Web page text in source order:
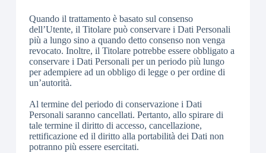
Quando il trattamento è basato sul consenso
dell’Utente, il Titolare può conservare i Dati Personali
più a lungo sino a quando detto consenso non venga
revocato. Inoltre, il Titolare potrebbe essere obbligato a
conservare i Dati Personali per un periodo più lungo
per adempiere ad un obbligo di legge o per ordine di
un’autorità.
Al termine del periodo di conservazione i Dati
Personali saranno cancellati. Pertanto, allo spirare di
tale termine il diritto di accesso, cancellazione,
rettificazione ed il diritto alla portabilità dei Dati non
potranno più essere esercitati.